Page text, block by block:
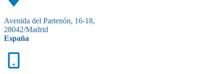
Avenida del Partenón, 16-18,
28042/Madrid
España